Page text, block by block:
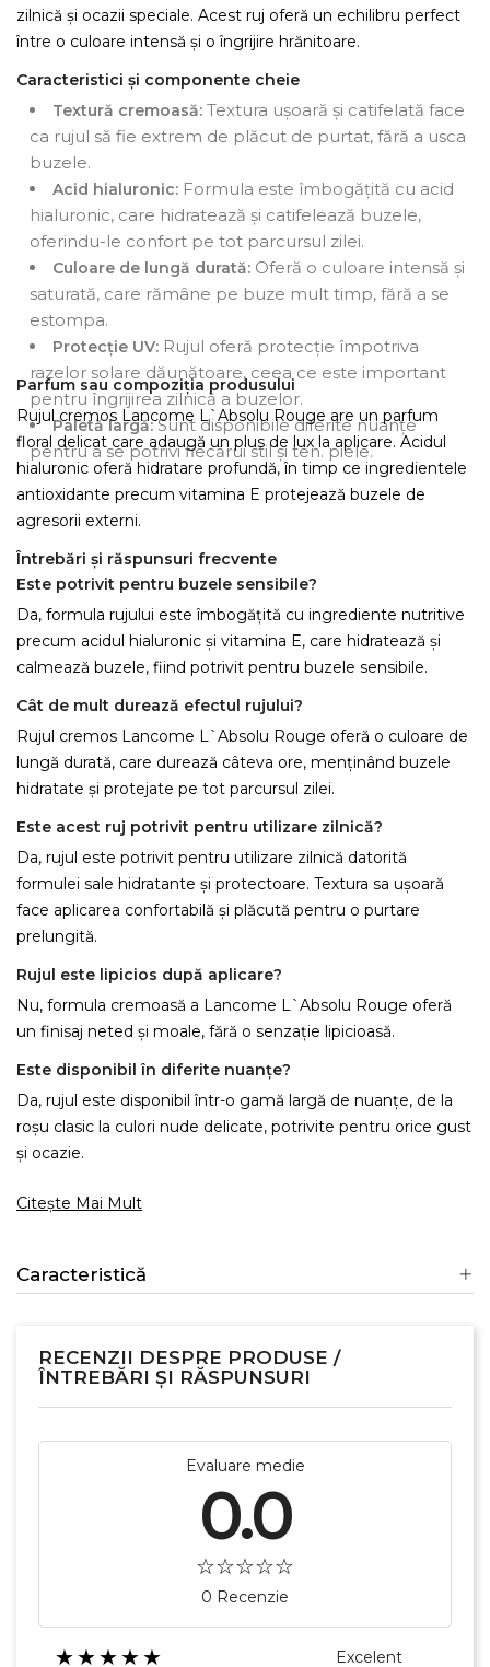
zilnică și ocazii speciale. Acest ruj oferă un echilibru perfect
între o culoare intensă și o îngrijire hrănitoare.
Caracteristici și componente cheie
Textură cremoasă: Textura ușoară și catifelată face
ca rujul să fie extrem de plăcut de purtat, fără a usca
buzele.
Acid hialuronic: Formula este îmbogățită cu acid
hialuronic, care hidratează și catifelează buzele,
oferindu-le confort pe tot parcursul zilei.
Culoare de lungă durată: Oferă o culoare intensă și
saturată, care rămâne pe buze mult timp, fără a se
estompa.
Protecție UV: Rujul oferă protecție împotriva
razelor solare dăunătoare, ceea ce este important
pentru îngrijirea zilnică a buzelor.
Paletă largă:Sunt disponibile diferite nuanțe
pentru a se potrivi fiecărui stil și ten. piele.
Parfum sau compoziția produsului
Rujul cremos Lancome L`Absolu Rouge are un parfum
floral delicat care adaugă un plus de lux la aplicare. Acidul
hialuronic oferă hidratare profundă, în timp ce ingredientele
antioxidante precum vitamina E protejează buzele de
agresorii externi.
Întrebări și răspunsuri frecvente
Este potrivit pentru buzele sensibile?
Da, formula rujului este îmbogățită cu ingrediente nutritive
precum acidul hialuronic și vitamina E, care hidratează și
calmează buzele, fiind potrivit pentru buzele sensibile.
Cât de mult durează efectul rujului?
Rujul cremos Lancome L`Absolu Rouge oferă o culoare de
lungă durată, care durează câteva ore, menținând buzele
hidratate și protejate pe tot parcursul zilei.
Este acest ruj potrivit pentru utilizare zilnică?
Da, rujul este potrivit pentru utilizare zilnică datorită
formulei sale hidratante și protectoare. Textura sa ușoară
face aplicarea confortabilă și plăcută pentru o purtare
prelungită.
Rujul este lipicios după aplicare?
Nu, formula cremoasă a Lancome L`Absolu Rouge oferă
un finisaj neted și moale, fără o senzație lipicioasă.
Este disponibil în diferite nuanțe?
Da, rujul este disponibil într-o gamă largă de nuanțe, de la
roșu clasic la culori nude delicate, potrivite pentru orice gust
și ocazie.
Citește Mai Mult
Caracteristică
RECENZII DESPRE PRODUSE /
ÎNTREBĂRI ȘI RĂSPUNSURI
Evaluare medie
0.0
0 Recenzie
★★★★★ Excelent